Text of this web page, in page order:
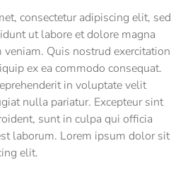
consectetur adipiscing elit, sed
ut labore et dolore magna
Quis nostrud exercitation
ex ea commodo consequat.
in voluptate velit
nulla pariatur. Excepteur sint
sunt in culpa qui officia
laborum. Lorem ipsum dolor sit
elit.